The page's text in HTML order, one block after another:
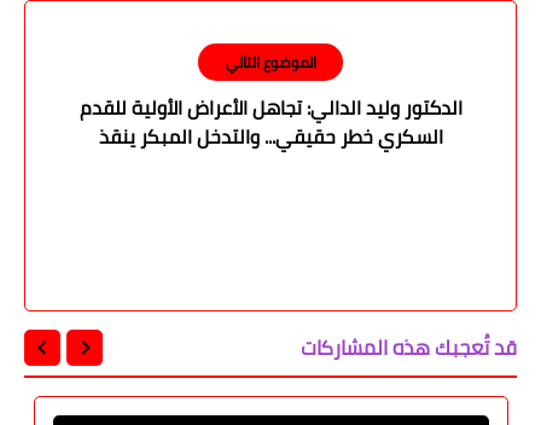
الموضوع التالي
الدكتور وليد الدالي: تجاهل الأعراض الأولية للقدم
السكري خطر حقيقي... والتدخل المبكر ينقذ
المريض من البتر
قد تُعجبك هذه المشاركات